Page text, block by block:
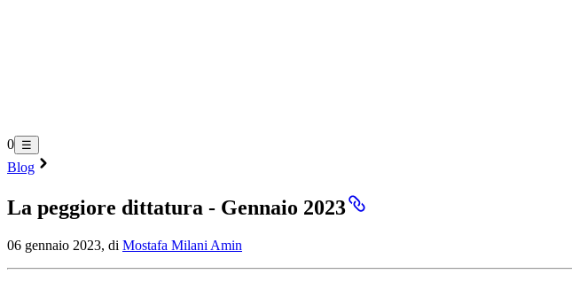
0 ☰
Blog
La peggiore dittatura - Gennaio 2023
06 gennaio 2023, di Mostafa Milani Amin